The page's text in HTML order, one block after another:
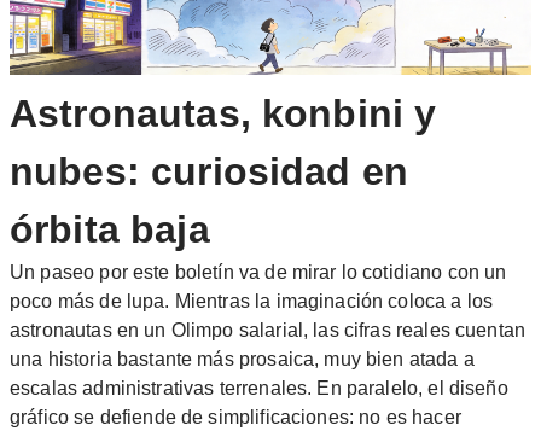
Astronautas, konbini y
nubes: curiosidad en
órbita baja
Un paseo por este boletín va de mirar lo cotidiano con un
poco más de lupa. Mientras la imaginación coloca a los
astronautas en un Olimpo salarial, las cifras reales cuentan
una historia bastante más prosaica, muy bien atada a
escalas administrativas terrenales. En paralelo, el diseño
gráfico se defiende de simplificaciones: no es hacer